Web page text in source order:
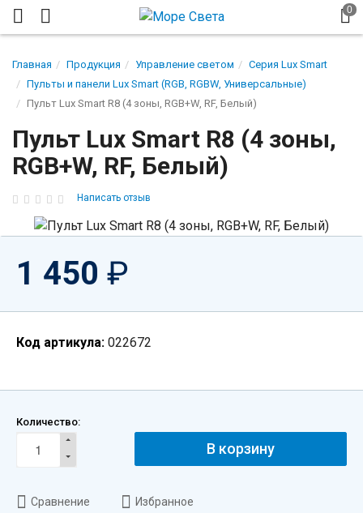
Главная Продукция Управление светом
Серия Lux Smart
Пульты и панели Lux Smart (RGB, RGBW, Универсальные)
Пульт Lux Smart R8 (4 зоны, RGB+W, RF, Белый)
Пульт Lux Smart R8 (4 зоны,
RGB+W, RF, Белый)
Написать отзыв
1 450 ₽
Код артикула: 022672
Количество:
В корзину
Сравнение Избранное